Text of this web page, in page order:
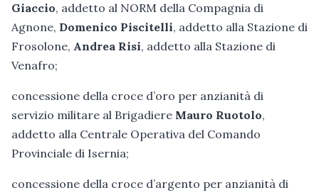
Giaccio, addetto al NORM della Compagnia di
Agnone, Domenico Piscitelli, addetto alla Stazione di
Frosolone, Andrea Risi, addetto alla Stazione di
Venafro;
concessione della croce d’oro per anzianità di
servizio militare al Brigadiere Mauro Ruotolo,
addetto alla Centrale Operativa del Comando
Provinciale di Isernia;
concessione della croce d’argento per anzianità di